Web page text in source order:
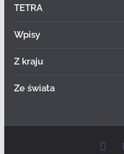
TETRA
Wpisy
Z kraju
Ze świata